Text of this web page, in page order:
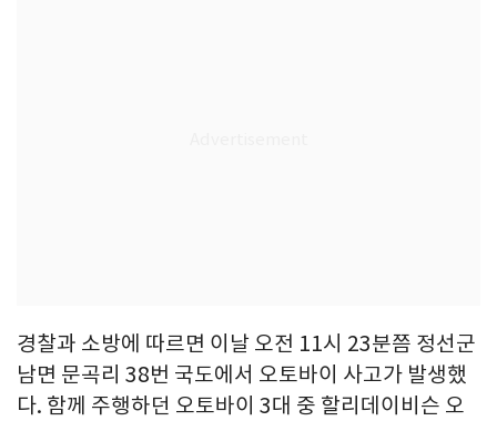
경찰과 소방에 따르면 이날 오전 11시 23분쯤 정선군
남면 문곡리 38번 국도에서 오토바이 사고가 발생했
다. 함께 주행하던 오토바이 3대 중 할리데이비슨 오